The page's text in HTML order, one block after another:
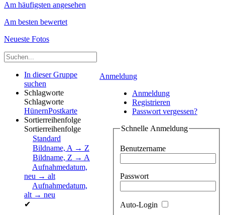
Am häufigsten angesehen
Am besten bewertet
Neueste Fotos
Anmeldung
Anmeldung
Registrieren
Passwort vergessen?
Schnelle Anmeldung
Benutzername
Passwort
Auto-Login
In dieser Gruppe
suchen
Schlagworte
Schlagworte
HünernPostkarte
Sortierreihenfolge
Sortierreihenfolge
Standard
Bildname, A → Z
Bildname, Z → A
Aufnahmedatum,
neu → alt
Aufnahmedatum,
alt → neu
✔